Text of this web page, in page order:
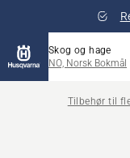
Skog og hage
NO, Norsk Bokmål
Tilbehør til